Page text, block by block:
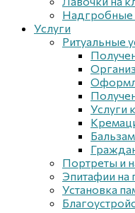
Надгробные
Услуги
Ритуальные
Услуги
Портреты и
Эпитафии на
Установка